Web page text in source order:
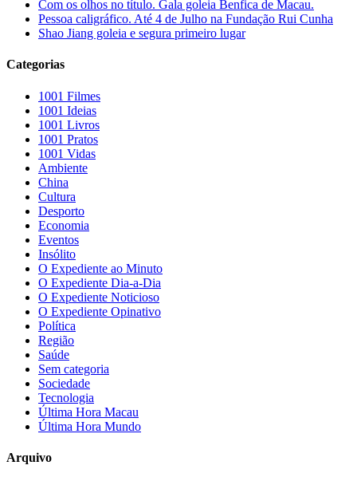
Com os olhos no título. Gala goleia Benfica de Macau.
Pessoa caligráfico. Até 4 de Julho na Fundação Rui Cunha
Shao Jiang goleia e segura primeiro lugar
Categorias
1001 Filmes
1001 Ideias
1001 Livros
1001 Pratos
1001 Vidas
Ambiente
China
Cultura
Desporto
Economia
Eventos
Insólito
O Expediente ao Minuto
O Expediente Dia-a-Dia
O Expediente Noticioso
O Expediente Opinativo
Política
Região
Saúde
Sem categoria
Sociedade
Tecnologia
Última Hora Macau
Última Hora Mundo
Arquivo